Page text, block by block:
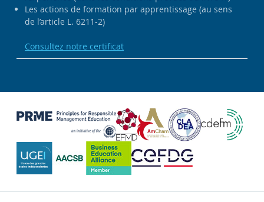
Les actions de formation par apprentissage (au sens
de l’article L. 6211-2)
Consultez notre certificat